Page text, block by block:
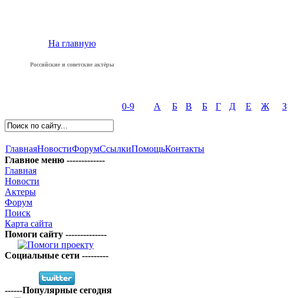
На главную
Российские и советские актёры
0-9 А Б В Б Г Д Е Ж З
ГлавнаяНовостиФорумСсылкиПомощьКонтакты
Главное меню -------------
Главная
Новости
Актеры
Форум
Поиск
Карта сайта
Помоги сайту --------------
Социальные сети ---------
------Популярные сегодня